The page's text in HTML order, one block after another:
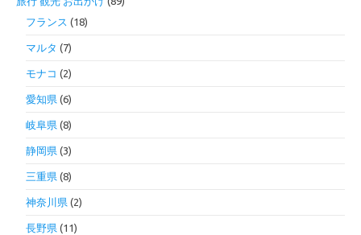
フランス (18)
マルタ (7)
モナコ (2)
愛知県 (6)
岐阜県 (8)
静岡県 (3)
三重県 (8)
神奈川県 (2)
長野県 (11)